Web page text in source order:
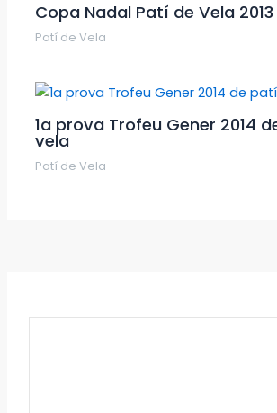
Copa Nadal Patí de Vela 2013
Patí de Vela
1a prova Trofeu Gener 2014
vela
Patí de Vela